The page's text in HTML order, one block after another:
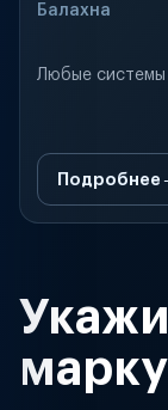
Балахна
Любые системы
Подробнее